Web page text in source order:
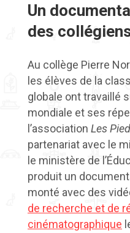
Un
des
Au collège Pierre
les élèves de la
globale ont travaillé
mondiale et ses
l’association Les
partenariat avec le
le ministère de
produit un
monté avec des
de recherche et de
cinématographique